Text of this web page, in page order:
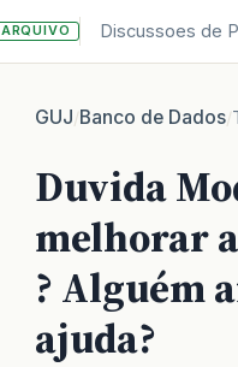
ARQUIVO Discussoes de
GUJ/Banco de Dados/
Duvida
melhorar
? Alguém
ajuda?